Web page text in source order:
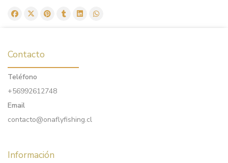
Contacto
Teléfono
+56992612748
Email
contacto@onaflyfishing.cl
Información